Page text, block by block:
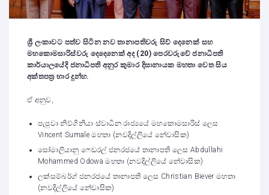
ශ්‍රී ලංකාවට පත්ව සිටින නව තානාපතිවරු සිව් දෙනෙක් සහ
මහකොමසාරිස්වරු දෙදෙනෙක් අද (20) පෙරවරුවේ ජනාධිපති
කාර්යාලයේදි ජනාධිපති අනුර කුමාර දිසානායක මහතා වෙත සිය
අක්තපත්‍ර භාර දුන්හ.
ඒ අනුව,
පැපුවා නිව්ගිනියා ස්වාධීන රාජ්‍යයේ මහකොමසාරිස් ලෙස
Vincent Sumale මහතා (නවදිල්ලියේ නේවාසික)
සෝමාලියානු ෆෙඩරල් ජනරජයේ තානාපති ලෙස Abdullahi
Mohammed Odowa මහතා (නවදිල්ලියේ නේවාසික)
ලක්සම්බර්ග් ජනරජයේ තානාපති ලෙස Christian Biever මහතා
(නවදිල්ලියේ නේවාසික)